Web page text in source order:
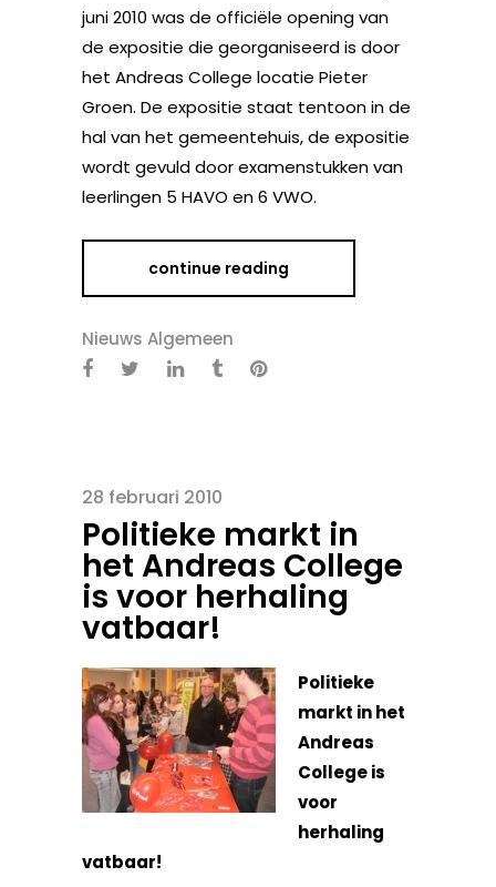
juni 2010 was de officiële opening van
de expositie die georganiseerd is door
het Andreas College locatie Pieter
Groen. De expositie staat tentoon in de
hal van het gemeentehuis, de expositie
wordt gevuld door examenstukken van
leerlingen 5 HAVO en 6 VWO.
continue reading
Nieuws Algemeen
28 februari 2010
Politieke markt in
het Andreas College
is voor herhaling
vatbaar!
Politieke
markt in het
Andreas
College is
voor
herhaling
vatbaar!